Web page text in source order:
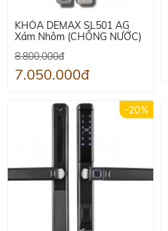
KHÓA DEMAX SL501 AG
Xám Nhôm (CHỐNG NƯỚC)
8.800.000đ
7.050.000đ
-20%